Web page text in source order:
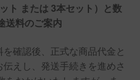
ト または 3本セット）と数
送料のご案内
確認後、正式な商品代金と
えし、発送手続きを進めさ